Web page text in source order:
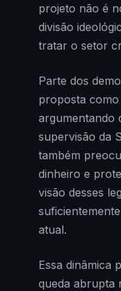
projeto não é
divisão
tratar o setor
Parte dos
proposta como
argumentando
supervisão da
também
dinheiro e
visão desses
atual.
Essa dinâmica
queda abrupta